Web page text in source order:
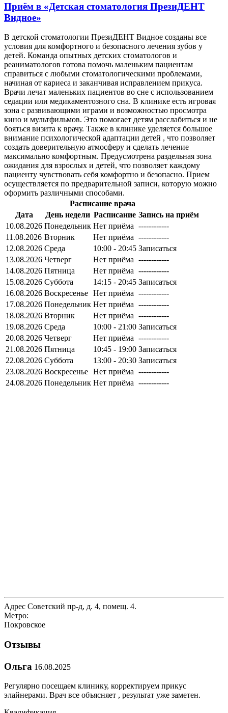
Приём в «Детская стоматология ПрезиДЕНТ
Видное»
В детской стоматологии ПрезиДЕНТ Видное созданы все
условия для комфортного и безопасного лечения зубов у
детей. Команда опытных детских стоматологов и
реаниматологов готова помочь маленьким пациентам
справиться с любыми стоматологическими проблемами,
начиная от кариеса и заканчивая исправлением прикуса.
Врачи лечат маленьких пациентов во сне с использованием
седации или медикаментозного сна. В клинике есть игровая
зона с развивающими играми и возможностью просмотра
кино и мультфильмов. Это помогает детям расслабиться и не
бояться визита к врачу. Также в клинике уделяется большое
внимание психологической адаптации детей , что позволяет
создать доверительную атмосферу и сделать лечение
максимально комфортным. Предусмотрена раздельная зона
ожидания для взрослых и детей, что позволяет каждому
пациенту чувствовать себя комфортно и безопасно. Прием
осуществляется по предварительной записи, которую можно
оформить различными способами.
Расписание врача
Дата
День недели Расписание Запись на приём
10.08.2026 Понедельник Нет приёма ------------
11.08.2026 Вторник Нет приёма ------------
12.08.2026 Среда 10:00 - 20:45 Записаться
13.08.2026 Четверг Нет приёма ------------
14.08.2026 Пятница Нет приёма ------------
15.08.2026 Суббота 14:15 - 20:45 Записаться
16.08.2026 Воскресенье Нет приёма ------------
17.08.2026 Понедельник Нет приёма ------------
18.08.2026 Вторник Нет приёма ------------
19.08.2026 Среда 10:00 - 21:00 Записаться
20.08.2026 Четверг Нет приёма ------------
21.08.2026 Пятница 10:45 - 19:00 Записаться
22.08.2026 Суббота 13:00 - 20:30 Записаться
23.08.2026 Воскресенье Нет приёма ------------
24.08.2026 Понедельник Нет приёма ------------
Адрес Советский пр-д, д. 4, помещ. 4.
Метро:
Покровское
Отзывы
Ольга 16.08.2025
Регулярно посещаем клинику, корректируем прикус
элайнерами. Врач все объясняет , результат уже заметен.